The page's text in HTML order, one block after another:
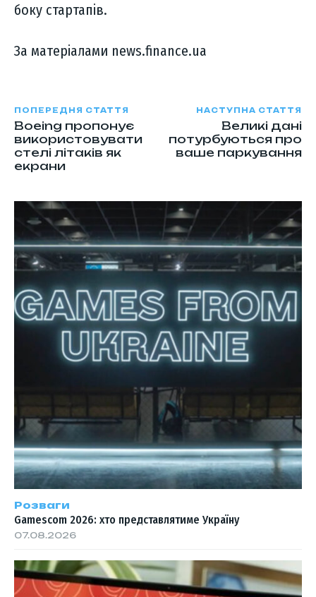
боку стартапів.
За матеріалами news.finance.ua
ПОПЕРЕДНЯ СТАТТЯ
Boeing пропонує
використовувати
стелі літаків як
екрани
НАСТУПНА СТАТТЯ
Великі дані
потурбуються про
ваше паркування
Розваги
Gamescom 2026: хто представлятиме Україну
07.08.2026